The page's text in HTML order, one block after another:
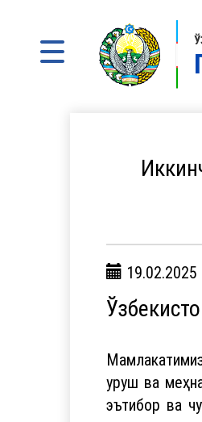
19.02.2025
уруш ва
эътибор ва